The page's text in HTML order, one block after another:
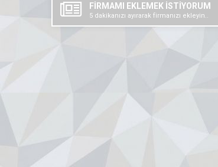
FİRMAMI EKLEMEK İSTİYORUM
5 dakikanızı ayırarak firmanızı ekleyin..